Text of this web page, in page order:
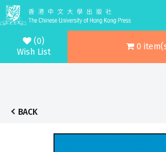
(0)
Wish List
0
BACK